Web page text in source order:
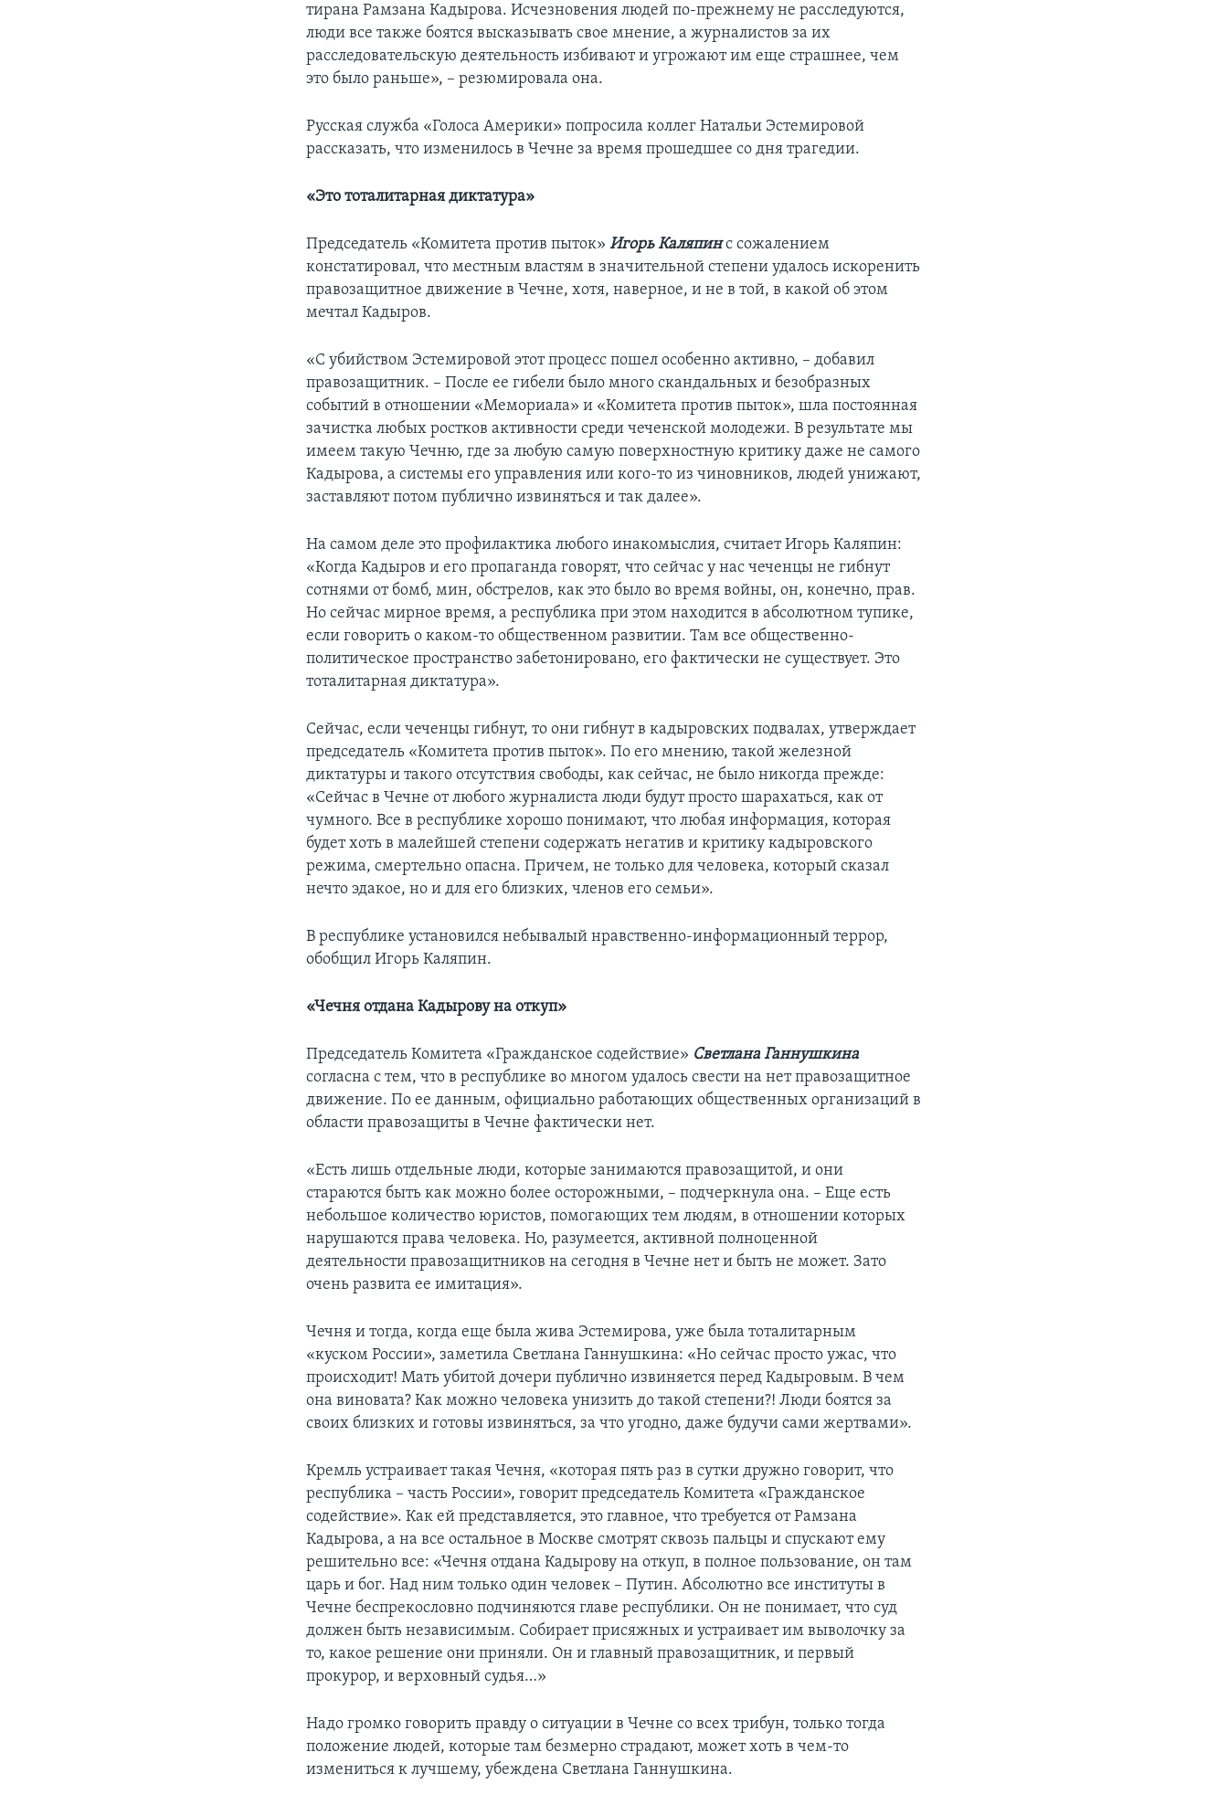
тирана Рамзана Кадырова. Исчезновения людей по-прежнему не расследуются,
люди все также боятся высказывать свое мнение, а журналистов за их
расследовательcкую деятельность избивают и угрожают им еще страшнее, чем
это было раньше», – резюмировала она.
Русская служба «Голоса Америки» попросила коллег Натальи Эстемировой
рассказать, что изменилось в Чечне за время прошедшее со дня трагедии.
«Это тоталитарная диктатура»
Председатель «Комитета против пыток»Игорь Каляпинс сожалением
констатировал, что местным властям в значительной степени удалось искоренить
правозащитное движение в Чечне, хотя, наверное, и не в той, в какой об этом
мечтал Кадыров.
«С убийством Эстемировой этот процесс пошел особенно активно, – добавил
правозащитник. – После ее гибели было много скандальных и безобразных
событий в отношении «Мемориала» и «Комитета против пыток», шла постоянная
зачистка любых ростков активности среди чеченской молодежи. В результате мы
имеем такую Чечню, где за любую самую поверхностную критику даже не самого
Кадырова, а системы его управления или кого-то из чиновников, людей унижают,
заставляют потом публично извиняться и так далее».
На самом деле это профилактика любого инакомыслия, считает Игорь Каляпин:
«Когда Кадыров и его пропаганда говорят, что сейчас у нас чеченцы не гибнут
сотнями от бомб, мин, обстрелов, как это было во время войны, он, конечно, прав.
Но сейчас мирное время, а республика при этом находится в абсолютном тупике,
если говорить о каком-то общественном развитии. Там все общественно-
политическое пространство забетонировано, его фактически не существует. Это
тоталитарная диктатура».
Сейчас, если чеченцы гибнут, то они гибнут в кадыровских подвалах, утверждает
председатель «Комитета против пыток». По его мнению, такой железной
диктатуры и такого отсутствия свободы, как сейчас, не было никогда прежде:
«Сейчас в Чечне от любого журналиста люди будут просто шарахаться, как от
чумного. Все в республике хорошо понимают, что любая информация, которая
будет хоть в малейшей степени содержать негатив и критику кадыровского
режима, смертельно опасна. Причем, не только для человека, который сказал
нечто эдакое, но и для его близких, членов его семьи».
В республике установился небывалый нравственно-информационный террор,
обобщил Игорь Каляпин.
«Чечня отдана Кадырову на откуп»
Председатель Комитета «Гражданское содействие» Светлана Ганнушкина
согласна с тем, что в республике во многом удалось свести на нет правозащитное
движение. По ее данным, официально работающих общественных организаций в
области правозащиты в Чечне фактически нет.
«Есть лишь отдельные люди, которые занимаются правозащитой, и они
стараются быть как можно более осторожными, – подчеркнула она. – Еще есть
небольшое количество юристов, помогающих тем людям, в отношении которых
нарушаются права человека. Но, разумеется, активной полноценной
деятельности правозащитников на сегодня в Чечне нет и быть не может. Зато
очень развита ее имитация».
Чечня и тогда, когда еще была жива Эстемирова, уже была тоталитарным
«куском России», заметила Светлана Ганнушкина: «Но сейчас просто ужас, что
происходит! Мать убитой дочери публично извиняется перед Кадыровым. В чем
она виновата? Как можно человека унизить до такой степени?! Люди боятся за
своих близких и готовы извиняться, за что угодно, даже будучи сами жертвами».
Кремль устраивает такая Чечня, «которая пять раз в сутки дружно говорит, что
республика – часть России», говорит председатель Комитета «Гражданское
содействие». Как ей представляется, это главное, что требуется от Рамзана
Кадырова, а на все остальное в Москве смотрят сквозь пальцы и спускают ему
решительно все: «Чечня отдана Кадырову на откуп, в полное пользование, он там
царь и бог. Над ним только один человек – Путин. Абсолютно все институты в
Чечне беспрекословно подчиняются главе республики. Он не понимает, что суд
должен быть независимым. Собирает присяжных и устраивает им выволочку за
то, какое решение они приняли. Он и главный правозащитник, и первый
прокурор, и верховный судья…»
Надо громко говорить правду о ситуации в Чечне со всех трибун, только тогда
положение людей, которые там безмерно страдают, может хоть в чем-то
измениться к лучшему, убеждена Светлана Ганнушкина.